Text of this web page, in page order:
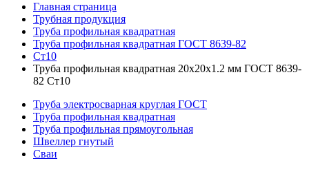
Главная страница
Трубная продукция
Труба профильная квадратная
Труба профильная квадратная ГОСТ 8639-82
Ст10
Труба профильная квадратная 20x20x1.2 мм ГОСТ 8639-
82 Ст10
Труба электросварная круглая ГОСТ
Труба профильная квадратная
Труба профильная прямоугольная
Швеллер гнутый
Сваи